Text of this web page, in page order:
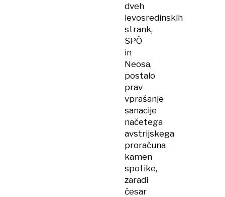
dveh
levosredinskih
strank,
SPÖ
in
Neosa,
postalo
prav
vprašanje
sanacije
načetega
avstrijskega
proračuna
kamen
spotike,
zaradi
česar